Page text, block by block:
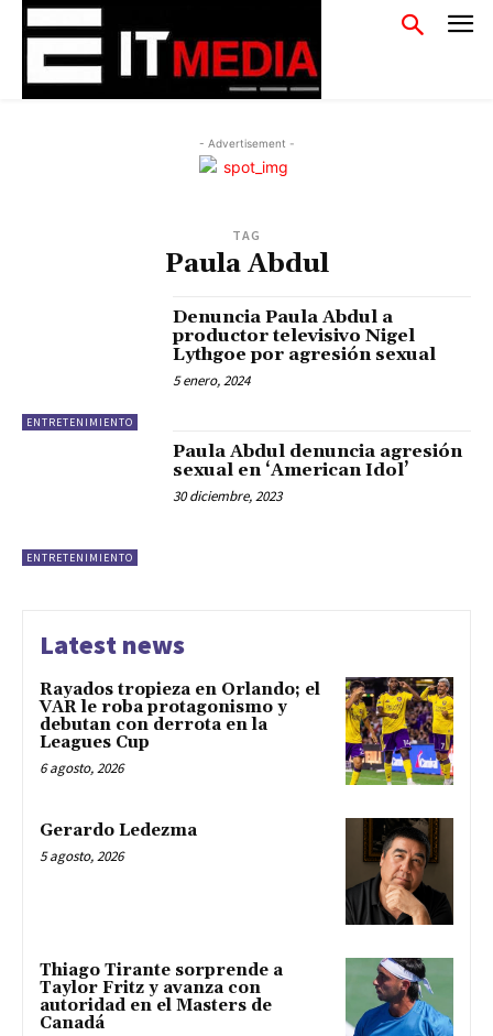
- Advertisement -
TAG
Paula Abdul
ENTRETENIMIENTO
Denuncia Paula Abdul a
productor televisivo Nigel
Lythgoe por agresión sexual
5 enero, 2024
ENTRETENIMIENTO
Paula Abdul denuncia agresión
sexual en ‘American Idol’
30 diciembre, 2023
Latest news
Rayados tropieza en Orlando; el
VAR le roba protagonismo y
debutan con derrota en la
Leagues Cup
6 agosto, 2026
Gerardo Ledezma
5 agosto, 2026
Thiago Tirante sorprende a
Taylor Fritz y avanza con
autoridad en el Masters de
Canadá